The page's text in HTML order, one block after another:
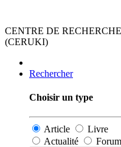
CENTRE DE
(CERUKI)
Rechercher
Choisir un type
Article
Livre
Actualité
Forum